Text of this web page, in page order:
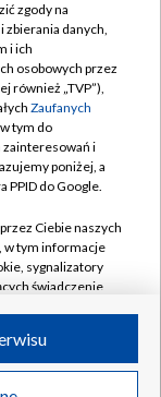
zgody na
zbierania danych,
i ich
osobowych przez
również „TVP”),
Zaufanych
tym do
zainteresowań i
poniżej, a
PPID do Google.
Ciebie naszych
w tym informacje
sygnalizatory
świadczenie
Ciebie